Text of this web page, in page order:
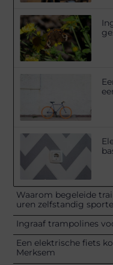
Waarom begeleide
uren zelfstandig
Ingraaf trampolines
Een elektrische fiets
Merksem